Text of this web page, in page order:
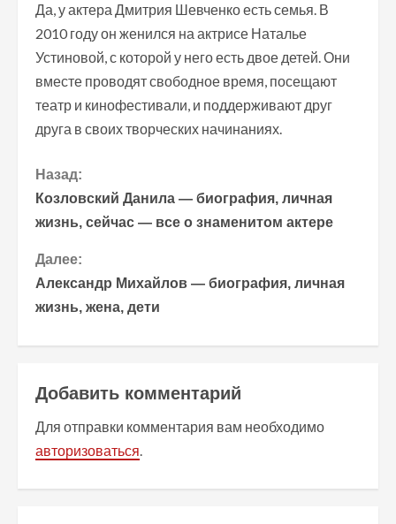
Да, у актера Дмитрия Шевченко есть семья. В
2010 году он женился на актрисе Наталье
Устиновой, с которой у него есть двое детей. Они
вместе проводят свободное время, посещают
театр и кинофестивали, и поддерживают друг
друга в своих творческих начинаниях.
П
р
о
д
ж
и
Назад:
Козловский Данила — биография, личная
жизнь, сейчас — все о знаменитом актере
Далее:
Александр Михайлов — биография, личная
жизнь, жена, дети
Добавить комментарий
Для отправки комментария вам необходимо
авторизоваться.